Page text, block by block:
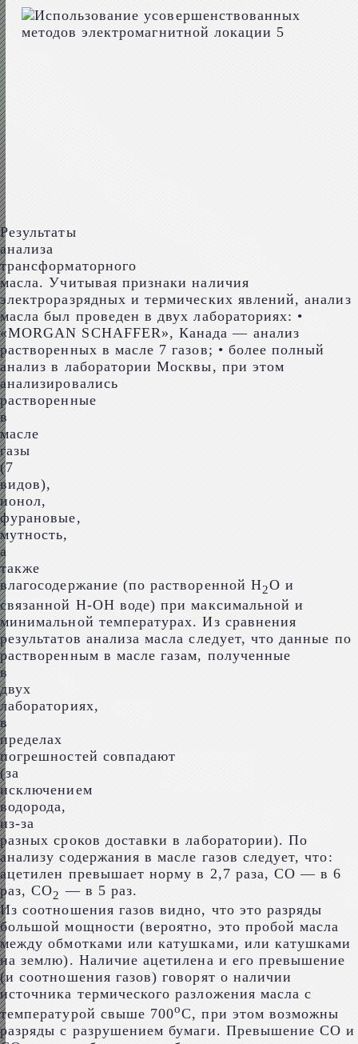
Результаты
анализа
трансформаторного
масла. Учитывая признаки наличия
электроразрядных и термических явлений, анализ
масла был проведен в двух лабораториях: •
«MORGAN SCHAFFER», Канада — анализ
растворенных в масле 7 газов; • более полный
анализ в лаборатории Москвы, при этом
анализировались
растворенные
в
масле
газы
(7
видов),
ионол,
фурановые,
мутность,
а
также
влагосодержание (по растворенной Н2О и
связанной Н-ОН воде) при максимальной и
минимальной температурах. Из сравнения
результатов анализа масла следует, что данные по
растворенным в масле газам, полученные
в
двух
лабораториях,
в
пределах
погрешностей совпадают
(за
исключением
водорода,
из-за
разных сроков доставки в лаборатории). По
анализу содержания в масле газов следует, что:
ацетилен превышает норму в 2,7 раза, СО — в 6
раз, СО2 — в 5 раз.
Из соотношения газов видно, что это разряды
большой мощности (вероятно, это пробой масла
между обмотками или катушками, или катушками
на землю). Наличие ацетилена и его превышение
(и соотношения газов) говорят о наличии
источника термического разложения масла с
температурой свыше 700оС, при этом возможны
разряды с разрушением бумаги. Превышение СО и